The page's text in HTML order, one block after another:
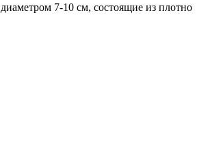
7-10 см, состоящие из плотно